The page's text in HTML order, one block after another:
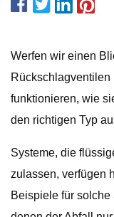
Werfen wir einen
funktionieren, wie
den richtigen Typ
Systeme, die
zulassen, verfügen
Beispiele für